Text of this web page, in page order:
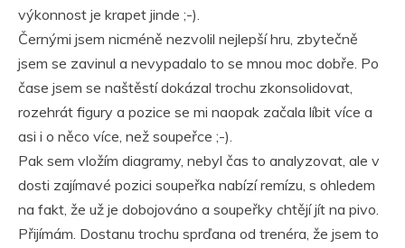
výkonnost je krapet jinde ;-).
Černými jsem nicméně nezvolil nejlepší hru, zbytečně
jsem se zavinul a nevypadalo to se mnou moc dobře. Po
čase jsem se naštěstí dokázal trochu zkonsolidovat,
rozehrát figury a pozice se mi naopak začala líbit více a
asi i o něco více, než soupeřce ;-).
Pak sem vložím diagramy, nebyl čas to analyzovat, ale v
dosti zajímavé pozici soupeřka nabízí remízu, s ohledem
na fakt, že už je dobojováno a soupeřky chtějí jít na pivo.
Přijímám. Dostanu trochu sprďana od trenéra, že jsem to